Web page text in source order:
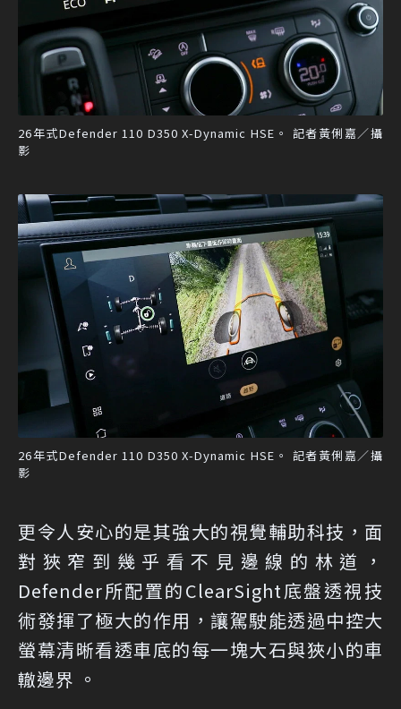
26年式Defender 110 D350 X-Dynamic HSE。 記者黃俐嘉／攝
影
26年式Defender 110 D350 X-Dynamic HSE。 記者黃俐嘉／攝
影
更令人安心的是其強大的視覺輔助科技，面
對狹窄到幾乎看不見邊線的林道，
Defender所配置的ClearSight底盤透視技
術發揮了極大的作用，讓駕駛能透過中控大
螢幕清晰看透車底的每一塊大石與狹小的車
轍邊界 。